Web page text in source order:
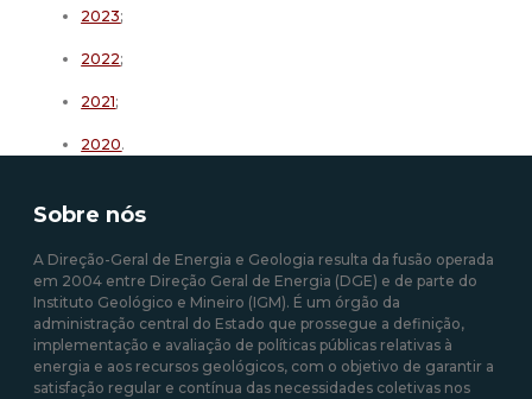
2023;
2022;
2021;
2020.
Sobre nós
A Direção-Geral de Energia e Geologia resulta da fusão operada
em 2004 entre Direção Geral de Energia (DGE) e de parte do
Instituto Geológico e Mineiro (IGM). É um órgão da
administração central do Estado que prossegue a definição,
implementação e avaliação de políticas públicas relativas à
energia e aos recursos geológicos, com o objetivo de garantir a
satisfação regular e contínua das necessidades coletivas nos